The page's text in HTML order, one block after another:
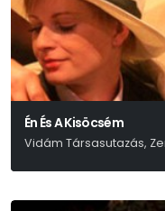
Én És A Kisöcsém
Vidám Társasutazás,